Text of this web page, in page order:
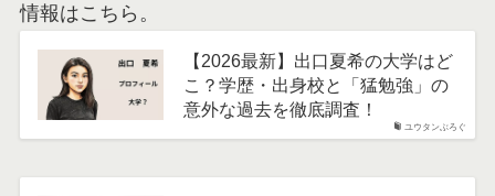
情報はこちら。
ユウタンぶろぐ
【2026最新】出口夏希の大学はど
こ？学歴・出身校と「猛勉強」の
意外な過去を徹底調査！